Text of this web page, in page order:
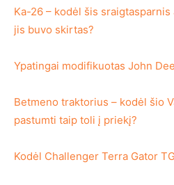
Ka-26 – kodėl šis
jis buvo skirtas?
Ypatingai modifikuotas John
Betmeno traktorius – kodėl šio
pastumti taip toli į priekį?
Kodėl Challenger Terra Gator